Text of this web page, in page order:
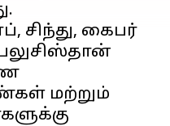
சிந்து, கைபர்
மற்றும்